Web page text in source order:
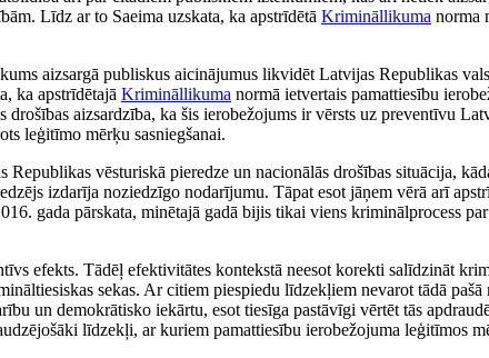
Līdz ar to Saeima uzskata, ka apstrīdētā Krimināllikuma norma
aizsargā publiskus aicinājumus likvidēt Latvijas Republikas
ka apstrīdētajā Krimināllikuma normā ietvertais pamattiesību
aizsardzība, ka šis ierobežojums ir vērsts uz preventīvu
leģitīmo mērķu sasniegšanai.
vēsturiskā pieredze un nacionālās drošības situācija,
izdarīja noziedzīgo nodarījumu. Tāpat esot jāņem vērā arī
gada pārskata, minētajā gadā bijis tikai viens kriminālprocess
efekts. Tādēļ efektivitātes kontekstā neesot korekti salīdzināt
sekas. Ar citiem piespiedu līdzekļiem nevarot tādā pašā
un demokrātisko iekārtu, esot tiesīga pastāvīgi vērtēt tās
līdzekļi, ar kuriem pamattiesību ierobežojuma leģitīmos